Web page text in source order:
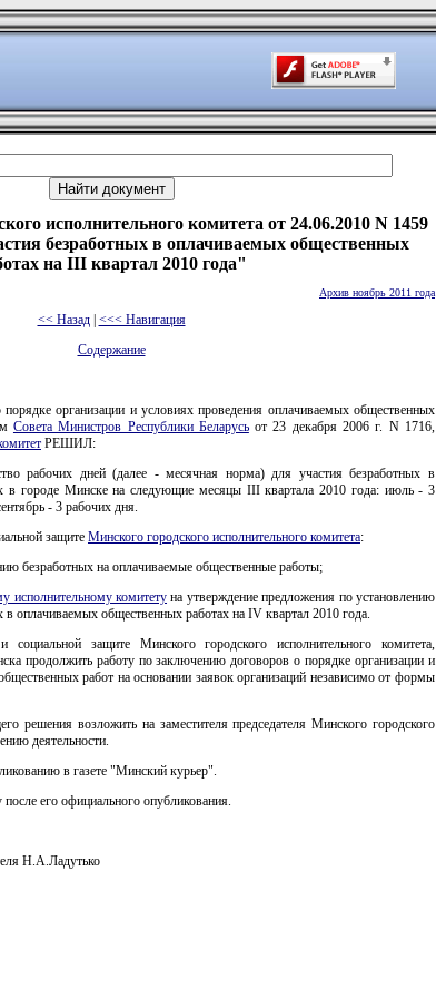
исполнительного комитета от 24.06.2010 N 1459
безработных в оплачиваемых общественных
на III квартал 2010 года"
Архив ноябрь 2011 года
<< Назад| <<< Навигация
Содержание
организации и условиях проведения оплачиваемых общественных
Совета Министров Республики Беларусьот 23 декабря 2006 г. N 1716,
РЕШИЛ:
рабочих дней (далее - месячная норма) для участия безработных в
в городе Минске на следующие месяцы III квартала 2010 года: июль - 3
- 3 рабочих дня.
защите Минского городского исполнительного комитета:
безработных на оплачиваемые общественные работы;
исполнительному комитету на утверждение предложения по установлению
оплачиваемых общественных работах на IV квартал 2010 года.
защите Минского городского исполнительного комитета,
продолжить работу по заключению договоров о порядке организации и
работ на основании заявок организаций независимо от формы
решения возложить на заместителя председателя Минского городского
деятельности.
в газете "Минский курьер".
его официального опубликования.
Н.А.Ладутько